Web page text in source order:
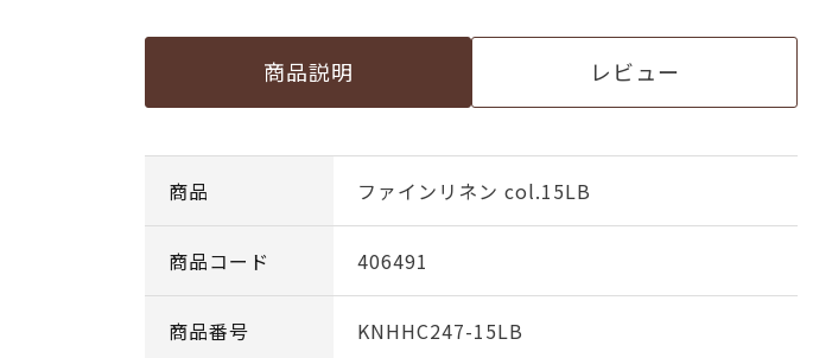
商品説明 レビュー
商品 ファインリネン col.15LB
商品コード 406491
商品番号 KNHHC247-15LB